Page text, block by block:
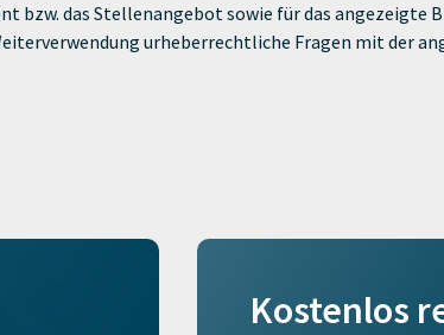
bzw. das Stellenangebot sowie für das angezeigte
urheberrechtliche Fragen mit der
Kostenlos